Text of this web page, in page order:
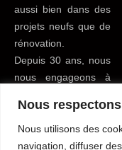
Nous
Nous utilisons des
navigation, diffuser
aussi bien dans des
projets neufs que de
rénovation.
Depuis 30 ans, nous
nous engageons à
service possible à
tous nos clients du
bâtiment pour leur